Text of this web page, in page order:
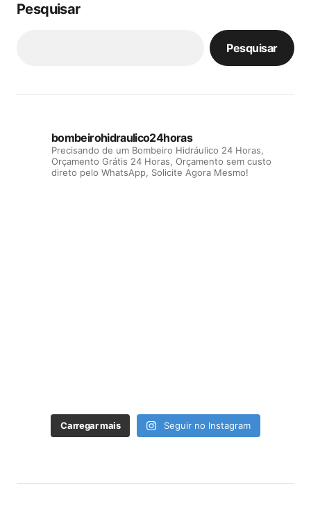
Pesquisar
Pesquisar
bombeirohidraulico24horas
Precisando de um Bombeiro Hidráulico 24 Horas,
Orçamento Grátis 24 Horas, Orçamento sem custo
direto pelo WhatsApp, Solicite Agora Mesmo!
Carregar mais Seguir no Instagram